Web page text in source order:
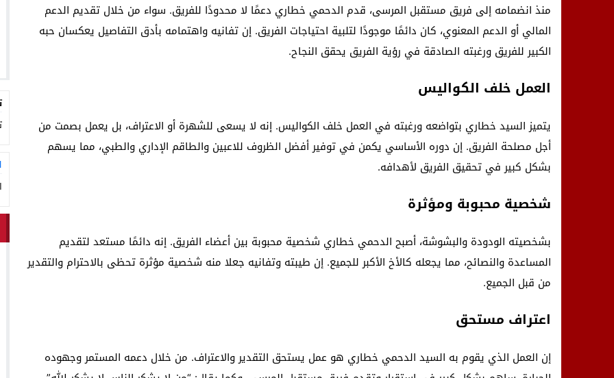
منذ انضمامه إلى فريق مستقبل المرسى، قدم الدحمي خطاري دعمًا لا محدودًا للفريق. سواء من خلال تقديم الدعم
المالي أو الدعم المعنوي، كان دائمًا موجودًا لتلبية احتياجات الفريق. إن تفانيه واهتمامه بأدق التفاصيل يعكسان حبه
الكبير للفريق ورغبته الصادقة في رؤية الفريق يحقق النجاح.
العمل خلف الكواليس
يتميز السيد خطاري بتواضعه ورغبته في العمل خلف الكواليس. إنه لا يسعى للشهرة أو الاعتراف، بل يعمل بصمت من
أجل مصلحة الفريق. إن دوره الأساسي يكمن في توفير أفضل الظروف للاعبين والطاقم الإداري والطبي، مما يسهم
بشكل كبير في تحقيق الفريق لأهدافه.
شخصية محبوبة ومؤثرة
بشخصيته الودودة والبشوشة، أصبح الدحمي خطاري شخصية محبوبة بين أعضاء الفريق. إنه دائمًا مستعد لتقديم
المساعدة والنصائح، مما يجعله كالأخ الأكبر للجميع. إن طيبته وتفانيه جعلا منه شخصية مؤثرة تحظى بالاحترام والتقدير
من قبل الجميع.
اعتراف مستحق
إن العمل الذي يقوم به السيد الدحمي خطاري هو عمل يستحق التقدير والاعتراف. من خلال دعمه المستمر وجهوده